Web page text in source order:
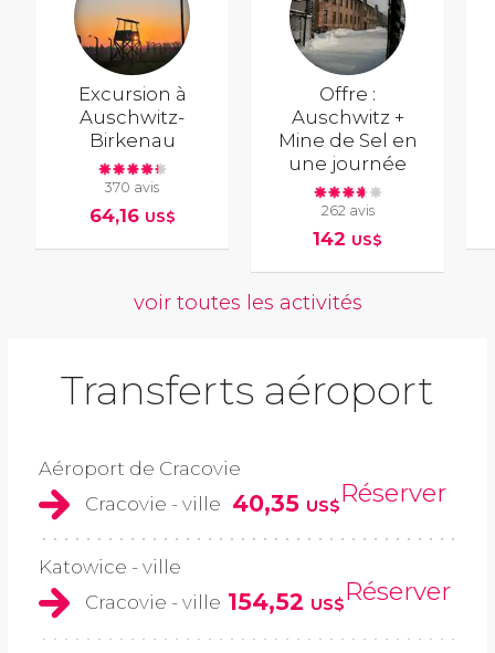
Excursion à
Auschwitz-
Birkenau
370 avis
64,16 US$
Offre :
Auschwitz +
Mine de Sel en
une journée
262 avis
142 US$
voir toutes les activités
Transferts aéroport
Aéroport de Cracovie
Cracovie - ville 40,35 US$Réserver
Katowice - ville
Cracovie - ville 154,52 US$Réserver